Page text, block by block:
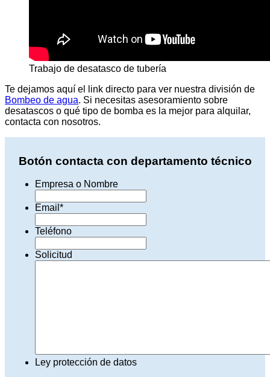
Trabajo de desatasco de tubería
Te dejamos aquí el link directo para ver nuestra división de
Bombeo de agua. Si necesitas asesoramiento sobre
desatascos o qué tipo de bomba es la mejor para alquilar,
contacta con nosotros.
Botón contacta con departamento técnico
Empresa o Nombre
Email *
Teléfono
Solicitud
Ley protección de datos